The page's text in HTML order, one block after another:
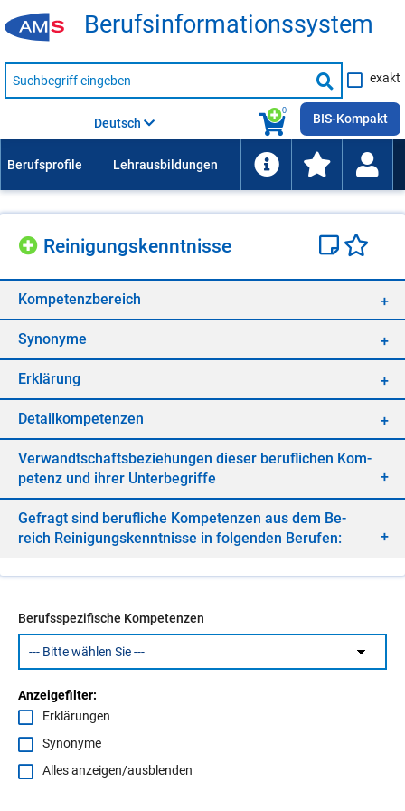
Be­rufs­in­for­ma­ti­ons­sys­tem
Suche
nach
Suche
starten
exakt
0
Deutsch BIS-Kompakt
Rei­ni­gungs­kennt­nis­se
Kom­pe­tenz­be­reich
Syn­ony­me
Er­klä­rung
De­tail­kom­pe­ten­zen
Ver­wandt­schafts­be­zie­hun­gen die­ser be­ruf­li­chen Kom­
pe­tenz und ih­rer Un­ter­be­grif­fe
Ge­fragt sind be­ruf­li­che Kom­pe­ten­zen aus dem Be­
reich Rei­ni­gungs­kennt­nis­se in fol­gen­den Be­ru­fen:
Berufsspezifische Kompetenzen
Anzeigefilter:
Erklärungen
Synonyme
Alles anzeigen/ausblenden